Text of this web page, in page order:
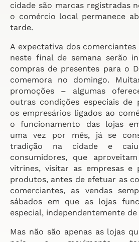
cidade são marcas registradas
o comércio local permanece
tarde.
A expectativa dos comerciantes
neste final de semana serão
compras de presentes para o
comemora no domingo.
promoções – algumas
outras condições especiais de
os empresários ligados ao
o funcionamento das lojas
uma vez por mês, já se
tradição na cidade e
consumidores, que
vitrines, visitar as empresas e
produtos, antes de efetuar as
comerciantes, as vendas
sábados em que as lojas
especial, independentemente de
Mas não são apenas as lojas